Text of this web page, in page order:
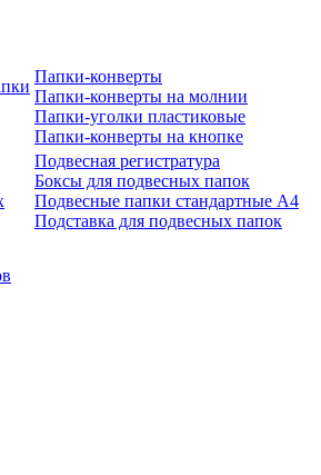
Папки-конверты
Папки-конверты на молнии
Папки-уголки пластиковые
Папки-конверты на кнопке
Подвесная регистратура
Боксы для подвесных папок
Подвесные папки стандартные А4
Подставка для подвесных папок